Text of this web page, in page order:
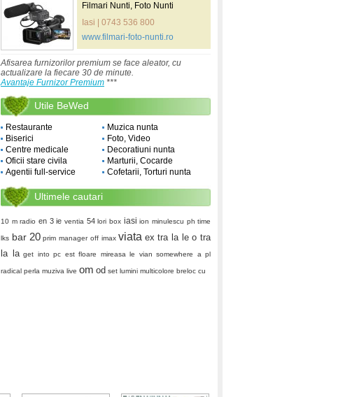
Filmari Nunti, Foto Nunti
Iasi | 0743 536 800
www.filmari-foto-nunti.ro
Afisarea furnizorilor premium se face aleator, cu
actualizare la fiecare 30 de minute.
Avantaje Furnizor Premium ***
Utile BeWed
Restaurante
Biserici
Centre medicale
Oficii stare civila
Agentii full-service
Muzica nunta
Foto, Video
Decoratiuni nunta
Marturii, Cocarde
Cofetarii, Torturi nunta
Ultimele cautari
10 m radio en 3 ie ventia 54 lori box iasi ion minulescu ph time
lks bar 20 prim manager off imax viata ex tra la le o tra
la la get into pc est floare mireasa le vian somewhere a pl
radical perla muziva live om od set lumini multicolore breloc cu